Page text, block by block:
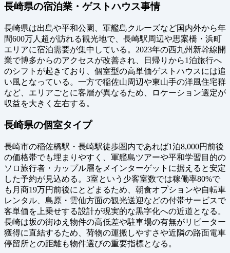
長崎県の宿泊業・ゲストハウス事情
長崎県は出島や平和公園、軍艦島クルーズなど国内外から年
間600万人超が訪れる観光地で、長崎駅周辺や思案橋・浜町
エリアに宿泊需要が集中している。2023年の西九州新幹線開
業で博多からのアクセスが改善され、日帰りから1泊旅行へ
のシフトが起きており、個室型の高単価ゲストハウスには追
い風となっている。一方で稲佐山周辺や東山手の洋風住宅群
など、エリアごとに客層が異なるため、ロケーション選定が
収益を大きく左右する。
長崎県の個室タイプ
長崎市の稲佐橋駅・長崎駅徒歩圏内であれば1泊8,000円前後
の価格帯でも埋まりやすく、軍艦島ツアーや平和学習目的の
ソロ旅行者・カップル層をメインターゲットに据えると安定
した予約が見込める。3室という少客室数では稼働率80%で
も月商19万円前後にとどまるため、朝食オプションや自転車
レンタル、島原・雲仙方面の観光送迎などの付帯サービスで
客単価を上乗せする設計が現実的な黒字化への近道となる。
長崎は坂の街ゆえ物件の高低差や駐車場の有無がリピーター
獲得に直結するため、荷物の運搬しやすさや近隣の路面電車
停留所との距離も物件選びの重要指標となる。